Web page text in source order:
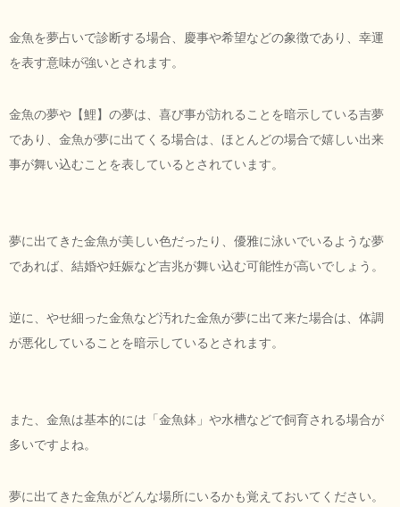
金魚を夢占いで診断する場合、慶事や希望などの象徴であり、幸運
を表す意味が強いとされます。
金魚の夢や【鯉】の夢は、喜び事が訪れることを暗示している吉夢
であり、金魚が夢に出てくる場合は、ほとんどの場合で嬉しい出来
事が舞い込むことを表しているとされています。
夢に出てきた金魚が美しい色だったり、優雅に泳いでいるような夢
であれば、結婚や妊娠など吉兆が舞い込む可能性が高いでしょう。
逆に、やせ細った金魚など汚れた金魚が夢に出て来た場合は、体調
が悪化していることを暗示しているとされます。
また、金魚は基本的には「金魚鉢」や水槽などで飼育される場合が
多いですよね。
夢に出てきた金魚がどんな場所にいるかも覚えておいてください。